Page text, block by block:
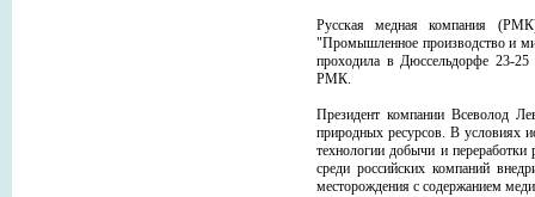
Русская медная компания
"Промышленное производство и
проходила в Дюссельдорфе 23-
РМК.
Президент компании Всеволод
природных ресурсов. В условиях
технологии добычи и
среди российских компаний
месторождения с содержанием